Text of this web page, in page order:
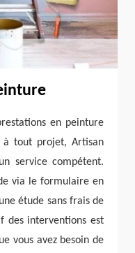
en peinture
tout projet, Artisan
service compétent.
via le formulaire en
étude sans frais de
des interventions est
vous avez besoin de